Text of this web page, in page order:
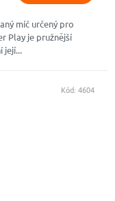
míč určený pro
Play je pružnější
její...
Kód: 4604